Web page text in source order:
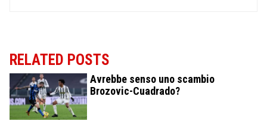
RELATED POSTS
Avrebbe senso uno scambio
Brozovic-Cuadrado?